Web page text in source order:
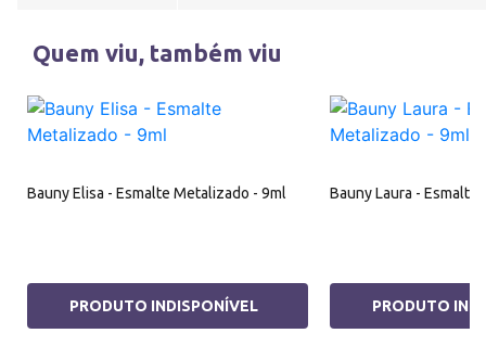
Quem viu, também viu
Bauny Elisa - Esmalte Metalizado - 9ml
PRODUTO INDISPONÍVEL
Bauny Laura -
PRODUTO